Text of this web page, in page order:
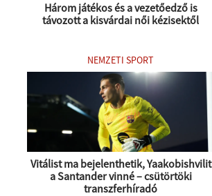
Három játékos és a vezetőedző is
távozott a kisvárdai női kézisektől
NEMZETI SPORT
Vitálist ma bejelenthetik, Yaakobishvilit
a Santander vinné – csütörtöki
transzferhíradó